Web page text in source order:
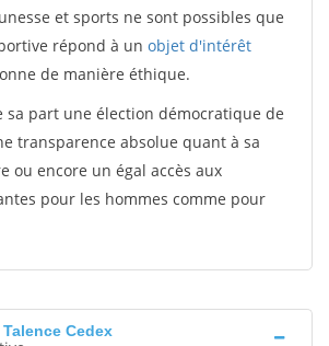
et sports ne sont possibles que
répond à un objet d'intérêt
de manière éthique.
sa part une élection démocratique de
transparence absolue quant à sa
ou encore un égal accès aux
pour les hommes comme pour
Talence Cedex